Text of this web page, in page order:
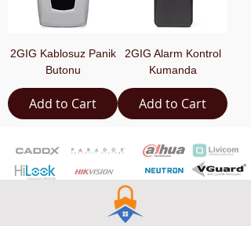
2GIG Kablosuz Panik
Butonu
Add to Cart
2GIG Alarm Kontrol
Kumanda
Add to Cart